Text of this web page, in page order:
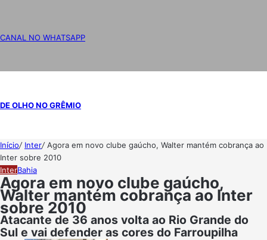
CANAL NO WHATSAPP
DE OLHO NO GRÊMIO
Início/ Inter/Agora em novo clube gaúcho, Walter mantém cobrança ao
Inter sobre 2010
InterBahia
Agora em novo clube gaúcho,
Walter mantém cobrança ao Inter
sobre 2010
Atacante de 36 anos volta ao Rio Grande do
Sul e vai defender as cores do Farroupilha